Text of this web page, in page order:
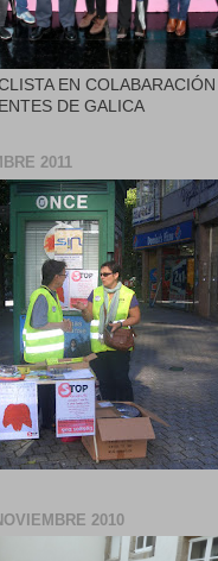
EN
DE GALICA
2011
2010